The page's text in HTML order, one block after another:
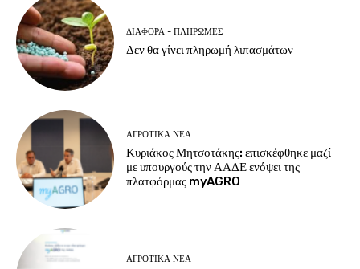
ΔΙΆΦΟΡΑ - ΠΛΗΡΩΜΈΣ
Δεν θα γίνει πληρωμή λιπασμάτων
ΑΓΡΟΤΙΚΆ ΝΈΑ
Κυριάκος Μητσοτάκης: επισκέφθηκε μαζί
με υπουργούς την ΑΑΔΕ ενόψει της
πλατφόρμας myAGRO
ΑΓΡΟΤΙΚΆ ΝΈΑ